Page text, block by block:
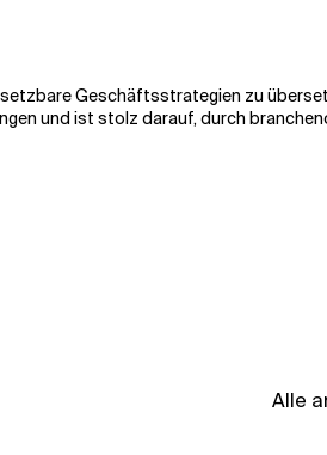
Geschäftsstrategien zu
und ist stolz darauf, durch
Alle